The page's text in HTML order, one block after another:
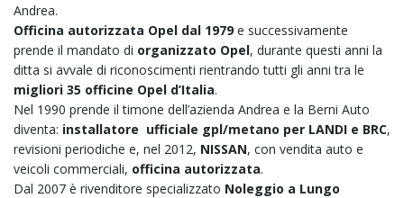
Andrea.
Officina autorizzata Opel dal 1979 e successivamente
prende il mandato di organizzato Opel, durante questi anni la
ditta si avvale di riconoscimenti rientrando tutti gli anni tra le
migliori 35 officine Opel d’Italia.
Nel 1990 prende il timone dell’azienda Andrea e la Berni Auto
diventa: installatore ufficiale gpl/metano per LANDI e BRC,
revisioni periodiche e, nel 2012, NISSAN, con vendita auto e
veicoli commerciali, officina autorizzata.
Dal 2007 è rivenditore specializzato Noleggio a Lungo